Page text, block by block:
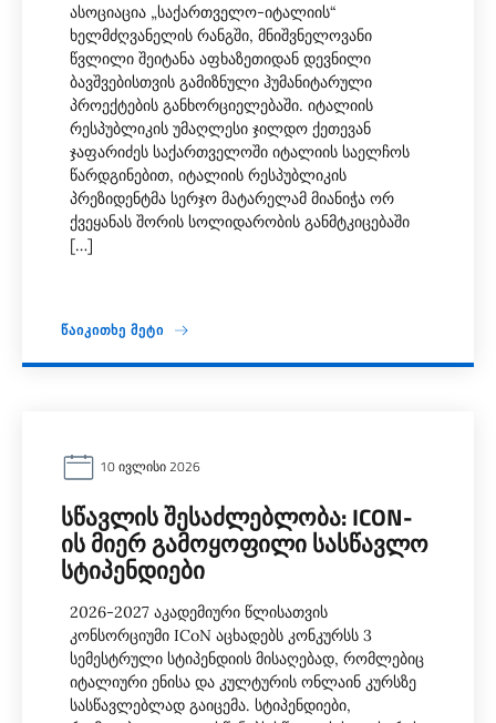
ასოციაცია „საქართველო-იტალიის“
ხელმძღვანელის რანგში, მნიშვნელოვანი
წვლილი შეიტანა აფხაზეთიდან დევნილი
ბავშვებისთვის გამიზნული ჰუმანიტარული
პროექტების განხორციელებაში. იტალიის
რესპუბლიკის უმაღლესი ჯილდო ქეთევან
ჯაფარიძეს საქართველოში იტალიის საელჩოს
წარდგინებით, იტალიის რესპუბლიკის
პრეზიდენტმა სერჯო მატარელამ მიანიჭა ორ
ქვეყანას შორის სოლიდარობის განმტკიცებაში
[…]
ᲬᲐᲘᲙᲘᲗᲮᲔ ᲛᲔᲢᲘ
10 ᲘᲕᲚᲘᲡᲘ 2026
ᲡᲬᲐᲕᲚᲘᲡ ᲨᲔᲡᲐᲫᲚᲔᲑᲚᲝᲑᲐ: ICON-
ᲘᲡ ᲛᲘᲔᲠ ᲒᲐᲛᲝᲧᲝᲤᲘᲚᲘ ᲡᲐᲡᲬᲐᲕᲚᲝ
ᲡᲢᲘᲞᲔᲜᲓᲘᲔᲑᲘ
2026-2027 აკადემიური წლისათვის
კონსორციუმი ICoN აცხადებს კონკურსს 3
სემესტრული სტიპენდიის მისაღებად, რომლებიც
იტალიური ენისა და კულტურის ონლაინ კურსზე
სასწავლებლად გაიცემა. სტიპენდიები,